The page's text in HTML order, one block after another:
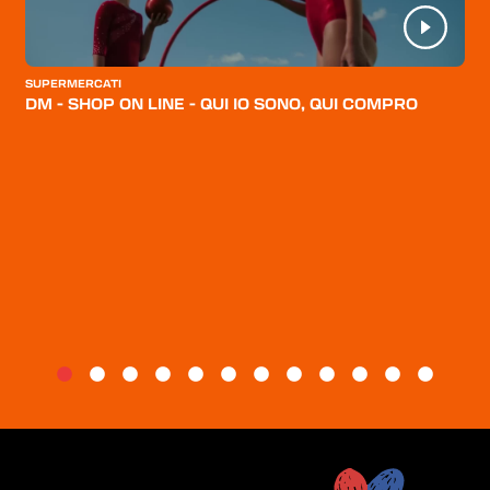
CATEGORIE
CHI SIAMO
BLOG
SUPERMERCATI
DM - SHOP ON LINE - QUI IO SONO, QUI COMPRO